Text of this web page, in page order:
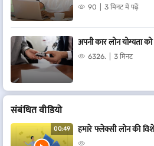
90 3 मिनट में पढ़ें
अपनी कार लोन योग्यता
6326. 3 मिनट
संबं​धित वीडियो
00:49 हमारे फ्लेक्सी लोन की